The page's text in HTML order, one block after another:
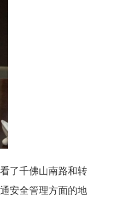
了千佛山南路和转
安全管理方面的地